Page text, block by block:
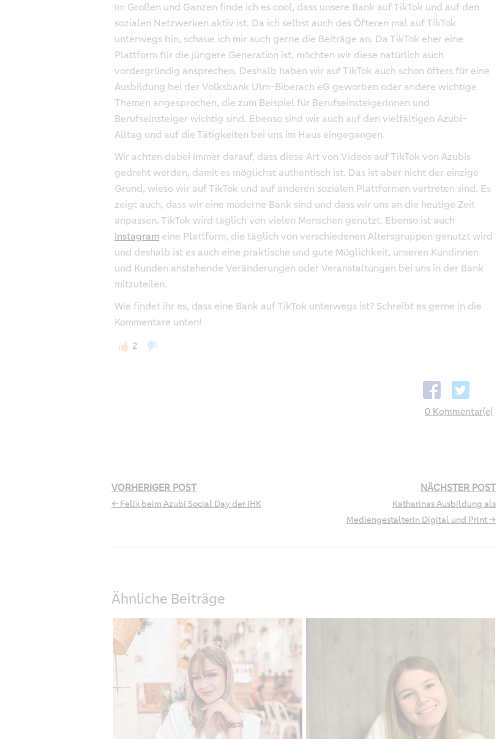
Im Großen und Ganzen finde ich es cool, dass unsere Bank auf TikTok und auf den
sozialen Netzwerken aktiv ist. Da ich selbst auch des Öfteren mal auf TikTok
unterwegs bin, schaue ich mir auch gerne die Beiträge an. Da TikTok eher eine
Plattform für die jüngere Generation ist, möchten wir diese natürlich auch
vordergründig ansprechen. Deshalb haben wir auf TikTok auch schon öfters für eine
Ausbildung bei der Volksbank Ulm-Biberach eG geworben oder andere wichtige
Themen angesprochen, die zum Beispiel für Berufseinsteigerinnen und
Berufseinsteiger wichtig sind. Ebenso sind wir auch auf den vielfältigen Azubi-
Alltag und auf die Tätigkeiten bei uns im Haus eingegangen.
Wir achten dabei immer darauf, dass diese Art von Videos auf TikTok von Azubis
gedreht werden, damit es möglichst authentisch ist. Das ist aber nicht der einzige
Grund, wieso wir auf TikTok und auf anderen sozialen Plattformen vertreten sind. Es
zeigt auch, dass wir eine moderne Bank sind und dass wir uns an die heutige Zeit
anpassen. TikTok wird täglich von vielen Menschen genutzt. Ebenso ist auch
Instagram eine Plattform, die täglich von verschiedenen Altersgruppen genutzt wird
und deshalb ist es auch eine praktische und gute Möglichkeit, unseren Kundinnen
und Kunden anstehende Veränderungen oder Veranstaltungen bei uns in der Bank
mitzuteilen.
Wie findet ihr es, dass eine Bank auf TikTok unterwegs ist? Schreibt es gerne in die
Kommentare unten!
2
0 Kommentar(e)
VORHERIGER POST
← Felix beim Azubi Social Day der IHK
NÄCHSTER POST
Katharinas Ausbildung als
Mediengestalterin Digital und Print →
Ähnliche Beiträge